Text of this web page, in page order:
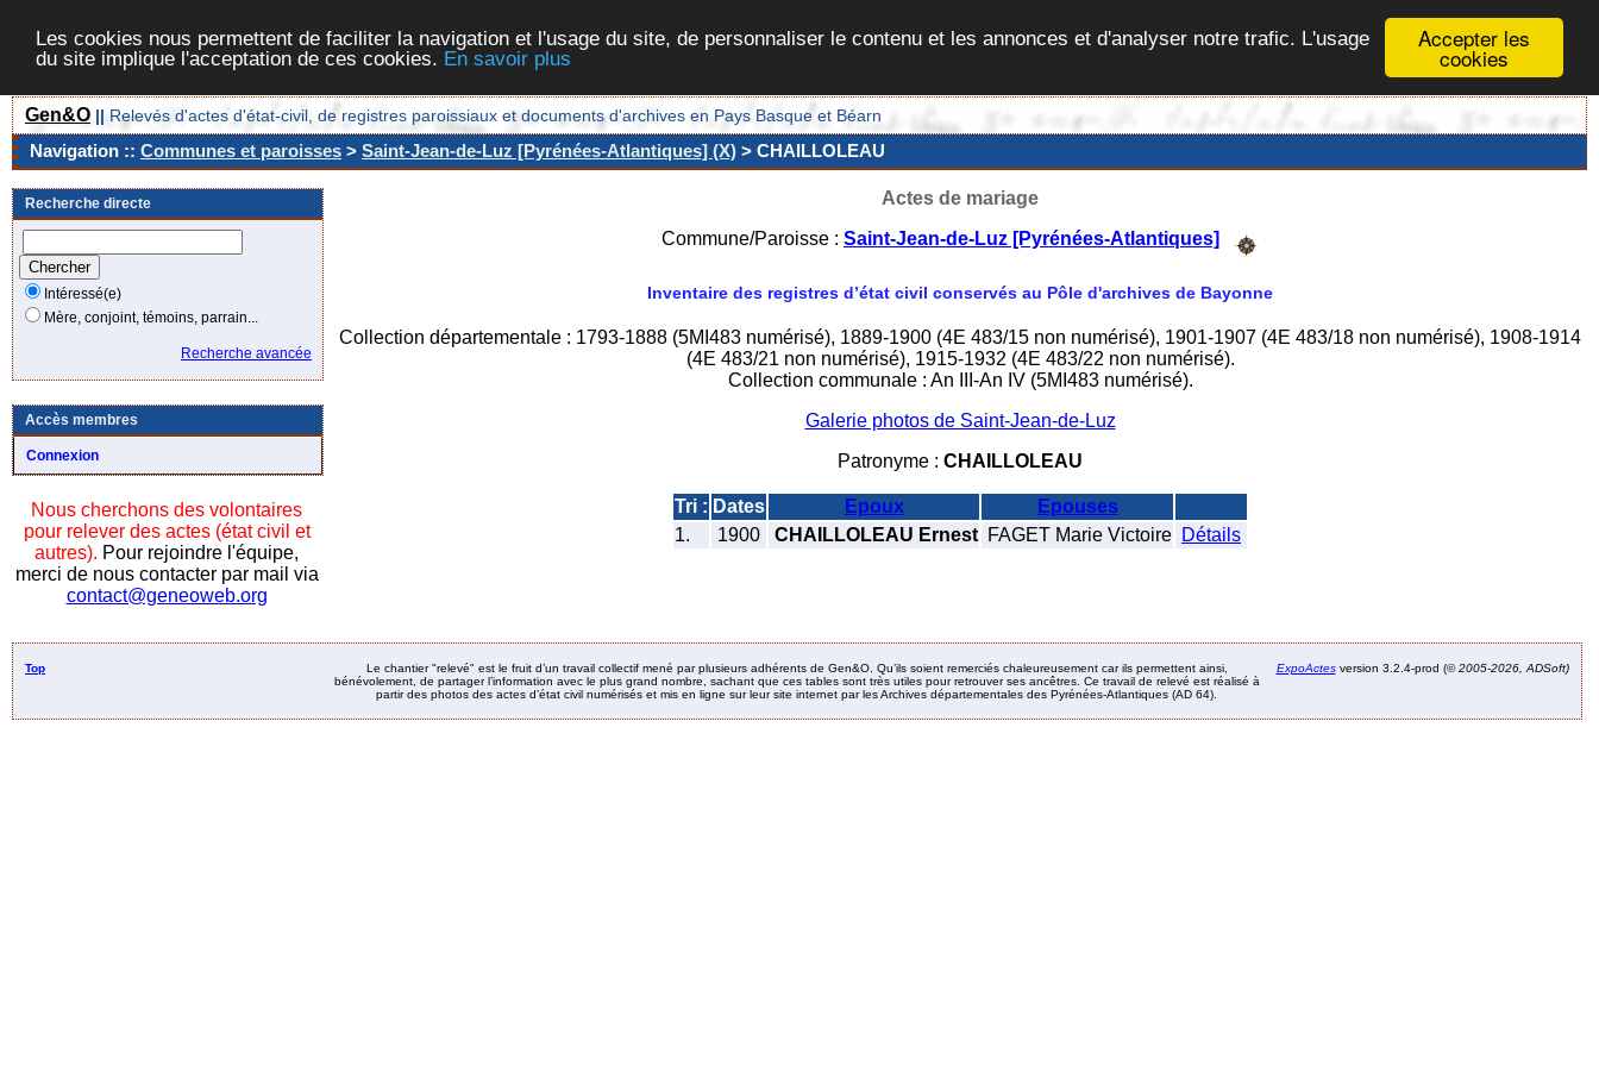
Accepter les
cookies
Les cookies nous permettent de faciliter la navigation et l'usage du site, de personnaliser le contenu et les annonces et d'analyser notre trafic. L'usage
du site implique l'acceptation de ces cookies. En savoir plus
Gen&O || Relevés d'actes d'état-civil, de registres paroissiaux et documents d'archives en Pays Basque et Béarn
Navigation :: Communes et paroisses > Saint-Jean-de-Luz [Pyrénées-Atlantiques] (X) > CHAILLOLEAU
Recherche directe
Intéressé(e)
Mère, conjoint, témoins, parrain...
Recherche avancée
Accès membres
Connexion
Nous cherchons des volontaires
pour relever des actes (état civil et
autres). Pour rejoindre l'équipe,
merci de nous contacter par mail via
contact@geneoweb.org
Actes de mariage
Commune/Paroisse : Saint-Jean-de-Luz [Pyrénées-Atlantiques]
Inventaire des registres d’état civil conservés au Pôle d'archives de Bayonne
Collection départementale : 1793-1888 (5MI483 numérisé), 1889-1900 (4E 483/15 non numérisé), 1901-1907 (4E 483/18 non numérisé), 1908-1914
(4E 483/21 non numérisé), 1915-1932 (4E 483/22 non numérisé).
Collection communale : An III-An IV (5MI483 numérisé).
Galerie photos de Saint-Jean-de-Luz
Patronyme : CHAILLOLEAU
Tri : Dates Epoux
Epouses
1.
1900 CHAILLOLEAU Ernest FAGET Marie Victoire Détails
Top
Le chantier "relevé" est le fruit d’un travail collectif mené par plusieurs adhérents de Gen&O. Qu’ils soient remerciés chaleureusement car ils permettent ainsi,
bénévolement, de partager l’information avec le plus grand nombre, sachant que ces tables sont très utiles pour retrouver ses ancêtres. Ce travail de relevé est réalisé à
partir des photos des actes d’état civil numérisés et mis en ligne sur leur site internet par les Archives départementales des Pyrénées-Atlantiques (AD 64).
ExpoActesversion 3.2.4-prod (©2005-2026, ADSoft)